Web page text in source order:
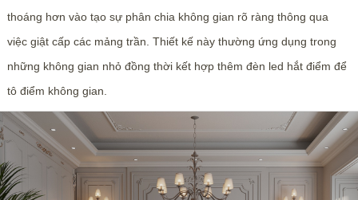
thoáng hơn vào tạo sự phân chia không gian rõ ràng thông qua
việc giật cấp các mảng trần. Thiết kế này thường ứng dụng trong
những không gian nhỏ đồng thời kết hợp thêm đèn led hắt điểm để
tô điểm không gian.